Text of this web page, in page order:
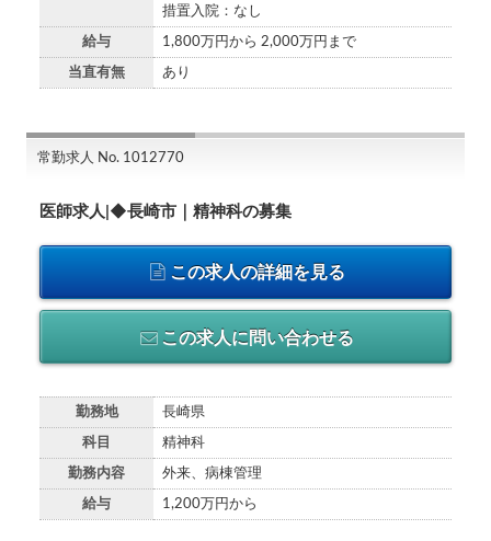
措置入院：なし
給与 1,800万円から 2,000万円まで
当直有無 あり
常勤求人 No. 1012770
医師求人|◆長崎市｜精神科の募集
この求人の詳細を見る
この求人に問い合わせる
勤務地 長崎県
科目 精神科
勤務内容 外来、病棟管理
給与 1,200万円から